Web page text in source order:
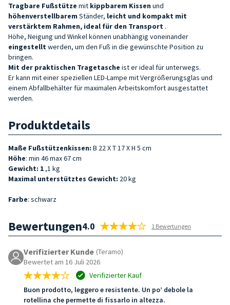
Tragbare Fußstütze mit kippbarem Kissen und
höhenverstellbarem Ständer, leicht und kompakt mit
verstärktem Rahmen, ideal für den Transport .
Höhe, Neigung und Winkel können unabhängig voneinander
eingestellt werden, um den Fuß in die gewünschte Position zu
bringen.
Mit der praktischen Tragetasche ist er ideal für unterwegs.
Er kann mit einer speziellen LED-Lampe mit Vergrößerungsglas und
einem Abfallbehälter für maximalen Arbeitskomfort ausgestattet
werden.
Produktdetails
Maße Fußstützenkissen: B 22 X T 17 X H 5 cm
Höhe: min 46 max 67 cm
Gewicht: 1 ,1 kg
Maximal unterstütztes Gewicht: 20 kg
Farbe: schwarz
Bewertungen4.0 1 Bewertungen
Verifizierter Kunde (Teramo)
Bewertet am 16 Juli 2026
Verifizierter Kauf
Buon prodotto, leggero e resistente. Un po’ debole la
rotellina che permette di fissarlo in altezza.